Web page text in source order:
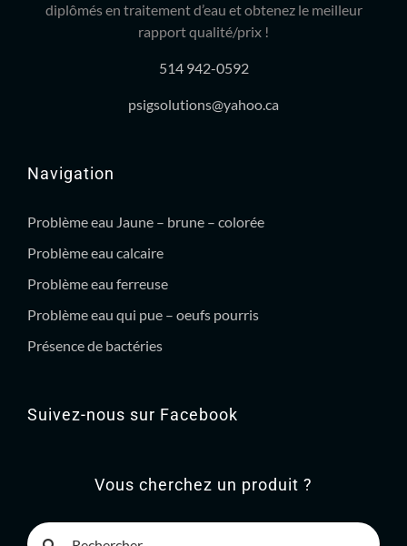
diplômés en traitement d’eau et obtenez le meilleur
rapport qualité/prix !
514 942-0592
psigsolutions@yahoo.ca
Navigation
Problème eau Jaune – brune – colorée
Problème eau calcaire
Problème eau ferreuse
Problème eau qui pue – oeufs pourris
Présence de bactéries
Suivez-nous sur Facebook
Vous cherchez un produit ?
Rechercher